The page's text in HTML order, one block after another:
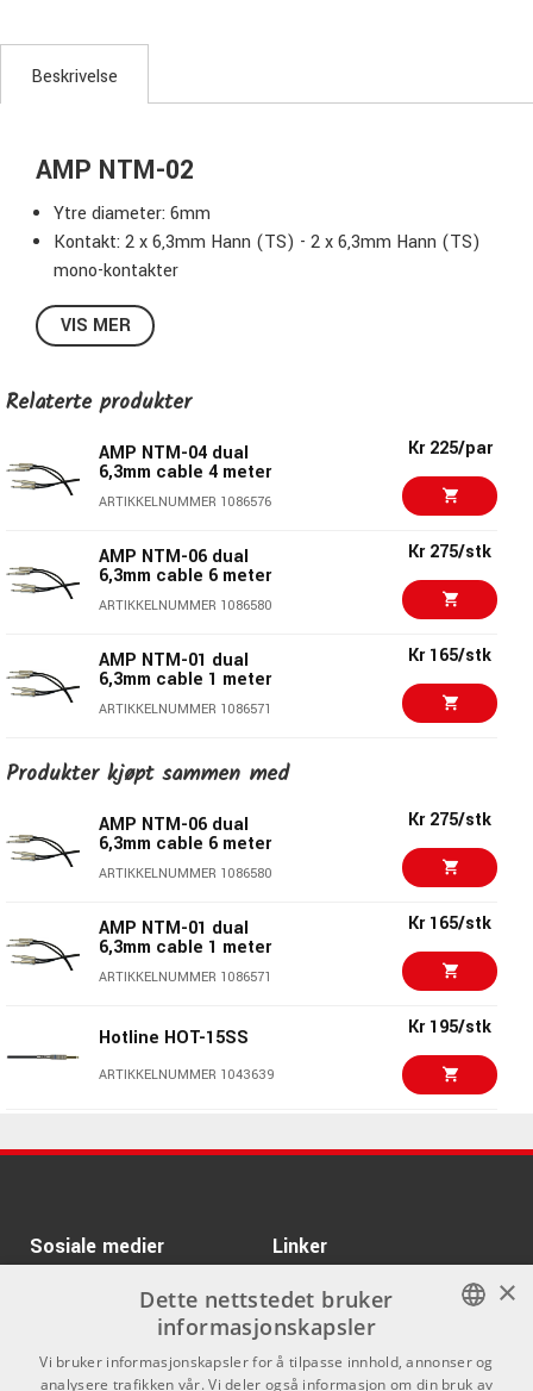
Beskrivelse
AMP NTM-02
Ytre diameter: 6mm
Kontakt: 2 x 6,3mm Hann (TS) - 2 x 6,3mm Hann (TS)
mono-kontakter
Farge: Svart
Lengde: 2 meter
VIS MER
Relaterte produkter
AMP NTM-04 dual
6,3mm cable 4 meter
ARTIKKELNUMMER 1086576
Kr 225/par
AMP NTM-06 dual
6,3mm cable 6 meter
ARTIKKELNUMMER 1086580
Kr 275/stk
AMP NTM-01 dual
6,3mm cable 1 meter
ARTIKKELNUMMER 1086571
Kr 165/stk
AMP NTT-01 dual
6,3mm TRS cable 1
ARTIKKELNUMMER 1086585
AMP CR-10
ARTIKKELNUMMER 1001210
Kr 130/stk
AMP CR-20 Kr 135/stk
AMP SS-6 Kr 265/stk
Produkter kjøpt sammen med
AMP NTM-06 dual
6,3mm cable 6 meter
ARTIKKELNUMMER 1086580
Kr 275/stk
AMP NTM-01 dual
6,3mm cable 1 meter
ARTIKKELNUMMER 1086571
Kr 165/stk
Hotline HOT-15SS
ARTIKKELNUMMER 1043639
Kr 195/stk
6,3mm cable 4 meter
KORG Monotron DUO
Analog Mini
Synthesizer
ARTIKKELNUMMER 1033969
K&M 18863
Sosiale medier Linker
Om Oss
Kontakt oss
Kjøpsvilkår
NORWEGIAN
×
Dette nettstedet bruker
informasjonskapsler
Vi bruker informasjonskapsler for å tilpasse innhold, annonser og
analysere trafikken vår. Vi deler også informasjon om din bruk av